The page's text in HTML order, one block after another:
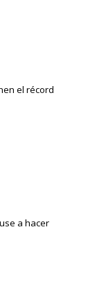
el récord
a hacer